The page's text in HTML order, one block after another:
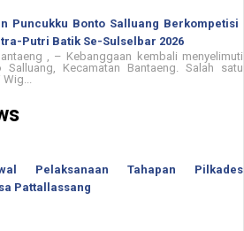
Puncukku Bonto Salluang Berkompetisi
Putri Batik Se-Sulselbar 2026
, – Kebanggaan kembali menyelimuti
Salluang, Kecamatan Bantaeng. Salah satu
Wig...
Pelaksanaan Tahapan Pilkades
Pattallassang